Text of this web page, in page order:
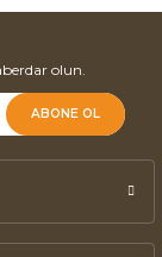
olun.
ABONE OL